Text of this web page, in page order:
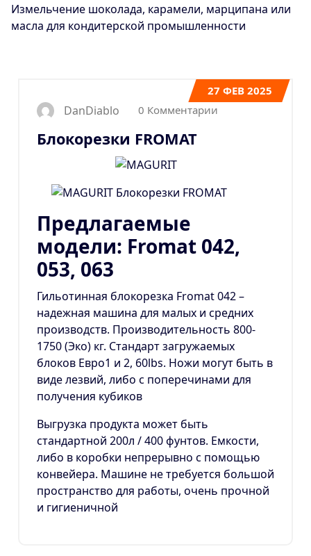
Измельчение шоколада, карамели, марципана или
масла для кондитерской промышленности
27 ФЕВ 2025
DanDiablo 0 Комментарии
Блокорезки FROMAT
Предлагаемые
модели: Fromat 042,
053, 063
Гильотинная блокорезка Fromat 042 –
надежная машина для малых и средних
производств. Производительность 800-
1750 (Эко) кг. Стандарт загружаемых
блоков Евро1 и 2, 60lbs. Ножи могут быть в
виде лезвий, либо с поперечинами для
получения кубиков
Выгрузка продукта может быть
стандартной 200л / 400 фунтов. Емкости,
либо в коробки непрерывно с помощью
конвейера. Машине не требуется большой
пространство для работы, очень прочной
и гигиеничной